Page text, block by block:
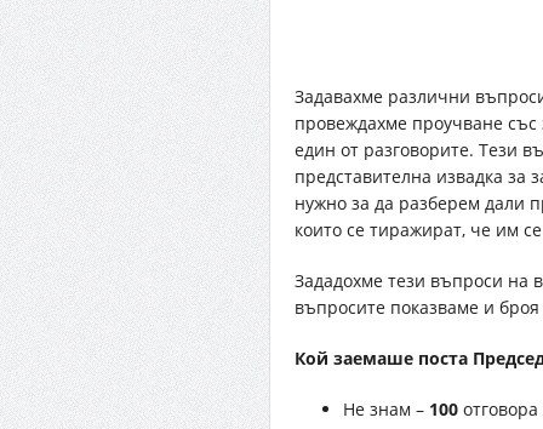
Задавахме различни
провеждахме проучване
един от разговорите. Тези
представителна извадка за
нужно за да разберем дали
които се тиражират, че им
Зададохме тези въпроси на
въпросите показваме и
Кой заемаше поста
Не знам – 100 отговора